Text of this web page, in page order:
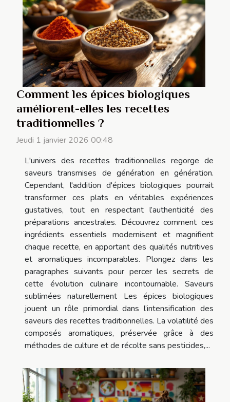
Comment les épices biologiques
améliorent-elles les recettes
traditionnelles ?
Jeudi 1 janvier 2026 00:48
L'univers des recettes traditionnelles regorge de
saveurs transmises de génération en génération.
Cependant, l'addition d'épices biologiques pourrait
transformer ces plats en véritables expériences
gustatives, tout en respectant l’authenticité des
préparations ancestrales. Découvrez comment ces
ingrédients essentiels modernisent et magnifient
chaque recette, en apportant des qualités nutritives
et aromatiques incomparables. Plongez dans les
paragraphes suivants pour percer les secrets de
cette évolution culinaire incontournable. Saveurs
sublimées naturellement Les épices biologiques
jouent un rôle primordial dans l’intensification des
saveurs des recettes traditionnelles. La volatilité des
composés aromatiques, préservée grâce à des
méthodes de culture et de récolte sans pesticides,...